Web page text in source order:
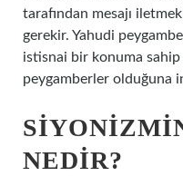
tarafından mesajı
gerekir. Yahudi
istisnai bir konuma
peygamberler olduğuna
NEDIR?